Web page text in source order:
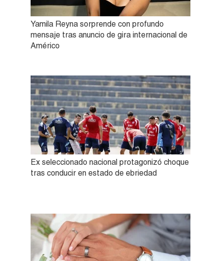
Yamila Reyna sorprende con profundo
mensaje tras anuncio de gira internacional de
Américo
Ex seleccionado nacional protagonizó choque
tras conducir en estado de ebriedad